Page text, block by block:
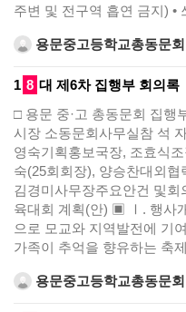
주변 및 전구역 흡연 금지) •
용문중고등학교총동문회
1 8 대 제6차 집행부 회의록
□ 용문 중·고 총동문회 집행
시장 소동문회사무실참 석
영숙기획홍보국장, 조효식
숙(25회회장), 양승찬대외
김경미사무장주요안건 및
육대회 계획(안) ▣ Ⅰ. 행사
으로 모교와 지역발전에 기
가족이 추억을 향유하는 축
용문중고등학교총동문회